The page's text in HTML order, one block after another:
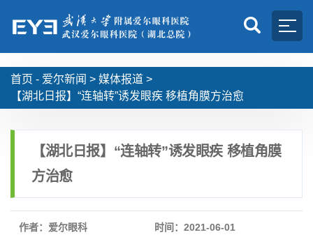
首页 - 爱尔新闻 > 媒体报道 >
【湖北日报】“连轴转”诱发眼疾 移植角膜方治愈
【湖北日报】“连轴转”诱发眼疾 移植角膜
方治愈
作者：爱尔眼科 时间：2021-06-01